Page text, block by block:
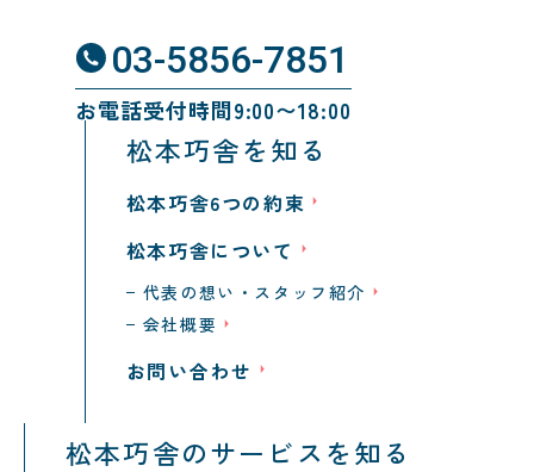
03-5856-7851
お電話受付時間9:00〜18:00
松本巧舎を知る
松本巧舎6つの約束
松本巧舎について
代表の想い・スタッフ紹介
会社概要
お問い合わせ
松本巧舎のサービスを知る